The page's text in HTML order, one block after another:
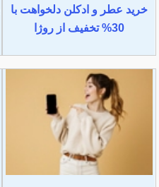
خرید عطر و ادکلن دلخواهت با
30% تخفیف از روژا